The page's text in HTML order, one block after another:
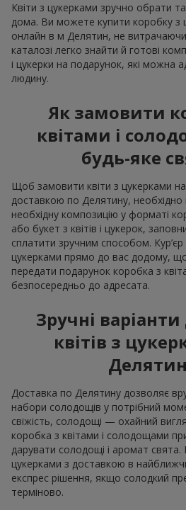
Квіти з цукерками зручно обрати
дома. Ви можете купити коробку з
онлайн в м Делятин, не
каталозі легко знайти й готові
і цукерки на подарунок, які можна
людину.
Як замовити
квітами і
будь-яке
Щоб замовити квіти з цукерками
доставкою по Делятину, необхідно
необхідну композицію у форматі
або букет з квітів і цукерок,
сплатити зручним способом. Кур’єр
цукерками прямо до вас додому,
передати подарунок коробка з
безпосередньо до адресата.
Зручні
квітів з
Доставка по Делятину дозволяє
набори солодощів у потрібний
свіжість, солодощі — охайний
коробка з квітами і солодощами
дарувати солодощі і аромат
цукерками з доставкою в
експрес рішення, якщо солодкий
терміново.